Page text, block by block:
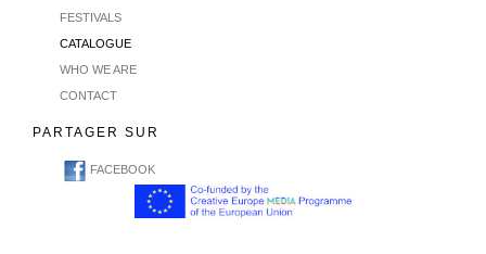
FESTIVALS
CATALOGUE
WHO WE ARE
CONTACT
PARTAGER SUR
FACEBOOK